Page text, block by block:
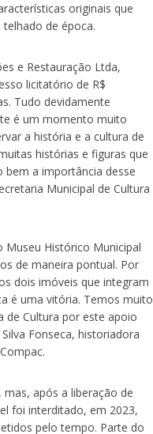
originais que
de época.
e Restauração Ltda,
licitatório de R$
Tudo devidamente
é um momento muito
a história e a cultura de
histórias e figuras que
bem a importância desse
Municipal de Cultura
Museu Histórico Municipal
de maneira pontual. Por
dois imóveis que integram
é uma vitória. Temos muito
de Cultura por este apoio
Fonseca, historiadora
após a liberação de
foi interditado, em 2023,
pelo tempo. Parte do